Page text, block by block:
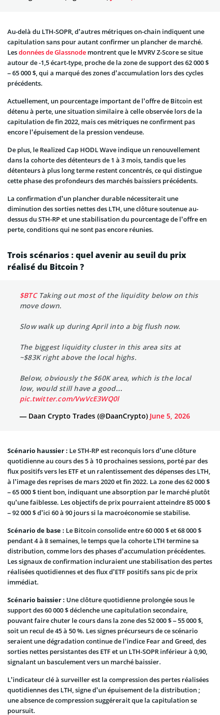
Au-delà du LTH-SOPR, d’autres métriques on-chain indiquent une
capitulation sans pour autant confirmer un plancher de marché.
Lesdonnées de Glassnode montrent que le MVRV Z-Score se situe
autour de -1,5 écart-type, proche de la zone de support des 62 000 $
– 65 000 $, qui a marqué des zones d’accumulation lors des cycles
précédents.
Actuellement, un pourcentage important de l’offre de Bitcoin est
détenu à perte, une situation similaire à celle observée lors de la
capitulation de fin 2022, mais ces métriques ne confirment pas
encore l’épuisement de la pression vendeuse.
De plus, le Realized Cap HODL Wave indique un renouvellement
dans la cohorte des détenteurs de 1 à 3 mois, tandis que les
détenteurs à plus long terme restent concentrés, ce qui distingue
cette phase des profondeurs des marchés baissiers précédents.
La confirmation d’un plancher durable nécessiterait une
diminution des sorties nettes des LTH, une clôture soutenue au-
dessus du STH-RP et une stabilisation du pourcentage de l’offre en
perte, conditions qui ne sont pas encore réunies.
Trois scénarios : quel avenir au seuil du prix
réalisé du Bitcoin ?
$BTCTaking out most of the liquidity below on this
move down.
Slow walk up during April into a big flush now.
The biggest liquidity cluster in this area sits at
~$83K right above the local highs.
Below, obviously the $60K area, which is the local
low, would still have a good…
pic.twitter.com/VwVcE3WQ0l
— Daan Crypto Trades (@DaanCrypto) June 5, 2026
Scénario haussier : Le STH-RP est reconquis lors d’une clôture
quotidienne au cours des 5 à 10 prochaines sessions, porté par des
flux positifs vers les ETF et un ralentissement des dépenses des LTH,
à l’image des reprises de mars 2020 et fin 2022. La zone des 62 000 $
– 65 000 $ tient bon, indiquant une absorption par le marché plutôt
qu’une faiblesse. Les objectifs de prix pourraient atteindre 85 000 $
– 92 000 $ d’ici 60 à 90 jours si la macroéconomie se stabilise.
Scénario de base : Le Bitcoin consolide entre 60 000 $ et 68 000 $
pendant 4 à 8 semaines, le temps que la cohorte LTH termine sa
distribution, comme lors des phases d’accumulation précédentes.
Les signaux de confirmation incluraient une stabilisation des pertes
réalisées quotidiennes et des flux d’ETF positifs sans pic de prix
immédiat.
Scénario baissier : Une clôture quotidienne prolongée sous le
support des 60 000 $ déclenche une capitulation secondaire,
pouvant faire chuter le cours dans la zone des 52 000 $ – 55 000 $,
soit un recul de 45 à 50 %. Les signes précurseurs de ce scénario
seraient une dégradation continue de l’indice Fear and Greed, des
sorties nettes persistantes des ETF et un LTH-SOPR inférieur à 0,90,
signalant un basculement vers un marché baissier.
L’indicateur clé à surveiller est la compression des pertes réalisées
quotidiennes des LTH, signe d’un épuisement de la distribution ;
une absence de compression suggérerait que la capitulation se
poursuit.